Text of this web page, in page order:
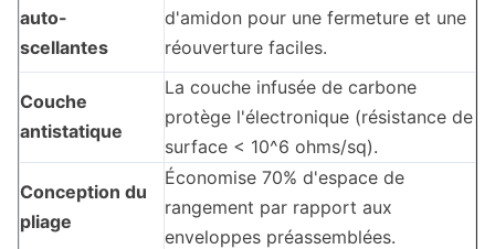
auto-
scellantes
d'amidon pour une fermeture et une
réouverture faciles.
Couche
antistatique
La couche infusée de carbone
protège l'électronique (résistance de
surface < 10^6 ohms/sq).
Conception du
pliage
Économise 70% d'espace de
rangement par rapport aux
enveloppes préassemblées.